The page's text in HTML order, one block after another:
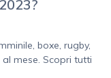
boxe, rugby,
mese. Scopri tutti